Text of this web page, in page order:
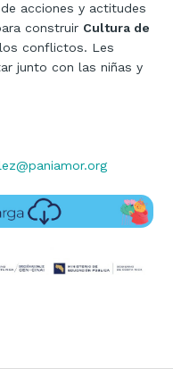
acciones y actitudes
construir Cultura de
conflictos. Les
junto con las niñas y